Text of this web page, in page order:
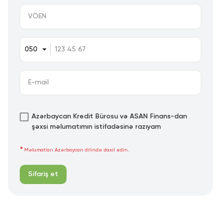
Azərbaycan Kredit Bürosu və ASAN Finans-dan
şəxsi məlumatımın istifadəsinə razıyam
Məlumatları Azərbaycan dilində daxil edin.
Sifariş et